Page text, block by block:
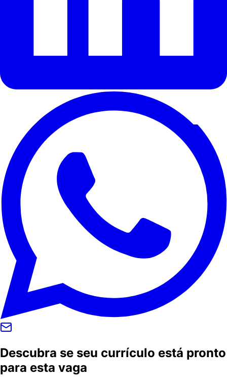
Descubra se seu currículo está pronto
para esta vaga